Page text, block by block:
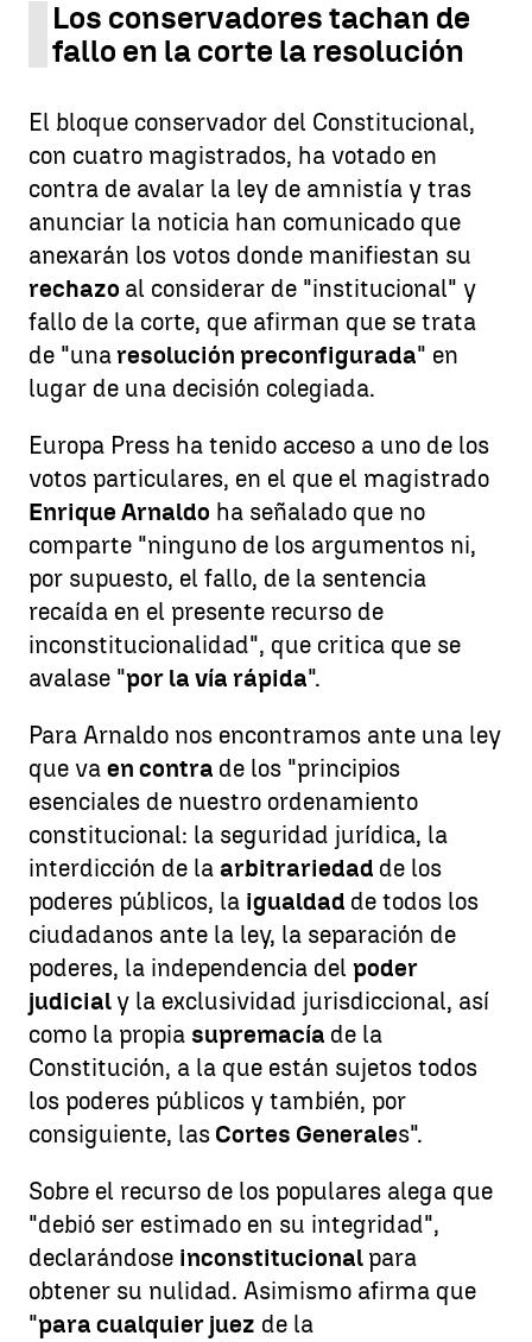
Los conservadores tachan de
fallo en la corte la resolución
El bloque conservador del Constitucional,
con cuatro magistrados, ha votado en
contra de avalar la ley de amnistía y tras
anunciar la noticia han comunicado que
anexarán los votos donde manifiestan su
rechazo al considerar de "institucional" y
fallo de la corte, que afirman que se trata
de "unaresolución preconfigurada" en
lugar de una decisión colegiada.
Europa Press ha tenido acceso a uno de los
votos particulares, en el que el magistrado
Enrique Arnaldo ha señalado que no
comparte "ninguno de los argumentos ni,
por supuesto, el fallo, de la sentencia
recaída en el presente recurso de
inconstitucionalidad", que critica que se
avalase "por la vía rápida".
Para Arnaldo nos encontramos ante una ley
que va en contra de los "principios
esenciales de nuestro ordenamiento
constitucional: la seguridad jurídica, la
interdicción de la arbitrariedad de los
poderes públicos, la igualdad de todos los
ciudadanos ante la ley, la separación de
poderes, la independencia del poder
judicial y la exclusividad jurisdiccional, así
como la propia supremacía de la
Constitución, a la que están sujetos todos
los poderes públicos y también, por
consiguiente, las Cortes Generales".
Sobre el recurso de los populares alega que
"debió ser estimado en su integridad",
declarándose inconstitucional para
obtener su nulidad. Asimismo afirma que
"para cualquier juez de la